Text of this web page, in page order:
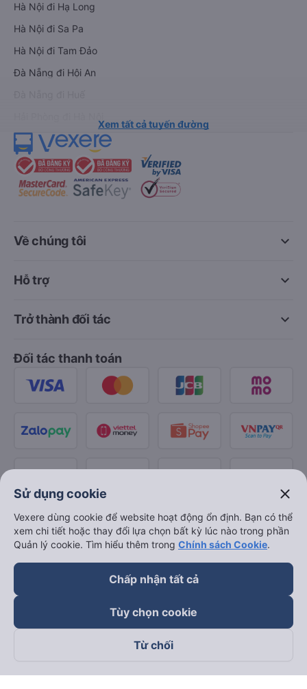
Hà Nội đi Hạ Long
Hà Nội đi Sa Pa
Hà Nội đi Tam Đảo
Đà Nẵng đi Hội An
Xem tất cả tuyến đường
keyboard_arrow_down
Về chúng tôi
keyboard_arrow_down
Hỗ trợ
keyboard_arrow_down
Trở thành đối tác
Đối tác thanh toán
Theo dõi chúng tôi trên
Sử dụng cookie close
Vexere dùng cookie để website hoạt động ổn định. Bạn có thể
xem chi tiết hoặc thay đổi lựa chọn bất kỳ lúc nào trong phần
Quản lý cookie. Tìm hiểu thêm trong Chính sách Cookie.
Chấp nhận tất cả
Tùy chọn cookie
Từ chối